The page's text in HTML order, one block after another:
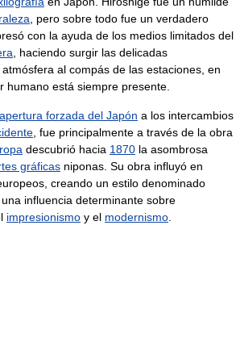
, pero sobre todo fue un verdadero
con la ayuda de los medios limitados del
, haciendo surgir las delicadas
al compás de las estaciones, en
humano está siempre presente.
apertura forzada del Japón a los intercambios
, fue principalmente a través de la obra
descubrió hacia 1870 la asombrosa
gráficas niponas. Su obra influyó en
creando un estilo denominado
una influencia determinante sobre
impresionismo y el modernismo